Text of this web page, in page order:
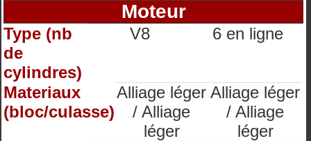
Moteur
Type (nb
de
cylindres)
V8 6 en ligne
Materiaux
(bloc/culasse)
Alliage léger
/ Alliage
léger
Alliage léger
/ Alliage
léger